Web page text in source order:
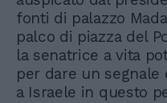
fonti di palazzo
palco di piazza del
la senatrice a vita
per dare un segnale
a Israele in questo